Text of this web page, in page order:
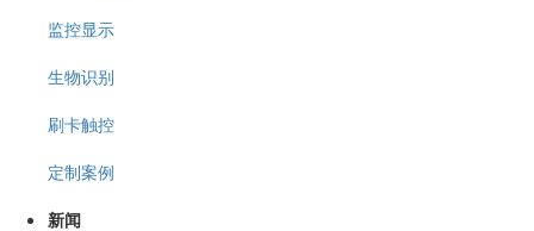
监控显示
生物识别
刷卡触控
定制案例
新闻